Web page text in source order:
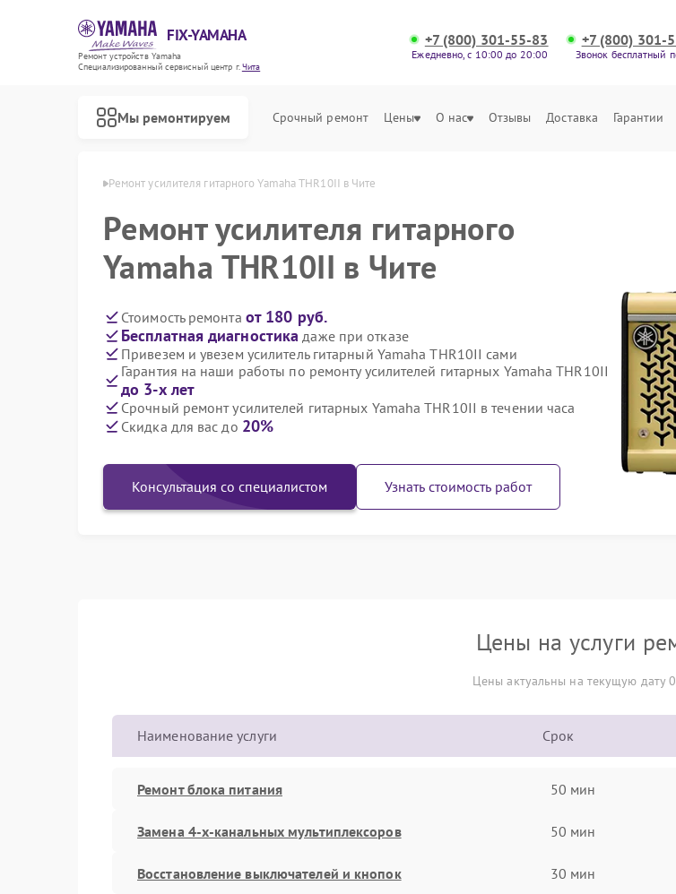
FIX-YAMAHA
Ремонт устройств Yamaha
Специализированный cервисный центр г.Чита
+7 (800) 301-55-83
Ежедневно, с 10:00 до 20:00
+7 (800) 301-
Звонок бесплатный
Мы ремонтируем Срочный ремонт Цены О нас Отзывы Доставка Гарантии
Ремонт усилителя гитарного Yamaha THR10II в Чите
Ремонт усилителя гитарного
Yamaha THR10II в Чите
Стоимость ремонта от 180 руб.
Бесплатная диагностика даже при отказе
Привезем и увезем усилитель гитарный Yamaha THR10II сами
Гарантия на наши работы по ремонту усилителей гитарных Yamaha THR10II
до 3-х лет
Срочный ремонт усилителей гитарных Yamaha THR10II в течении часа
Скидка для вас до 20%
Консультация со специалистом Узнать стоимость работ
Цены на услуги
Цены актуальны на текущую дату
Наименование услуги Срок
Ремонт блока питания 50 мин
Замена 4-х-канальных мультиплексоров 50 мин
Восстановление выключателей и кнопок 30 мин